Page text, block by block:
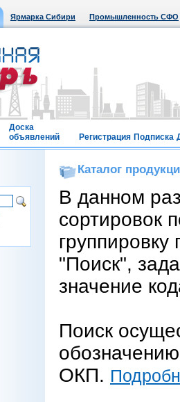
Ярмарка Сибири Промышленность СФО
Доска
объявлений
Регистрация Подписка
Каталог
В данном
сортировок
"Поиск",
значение
Поиск
ОКП.